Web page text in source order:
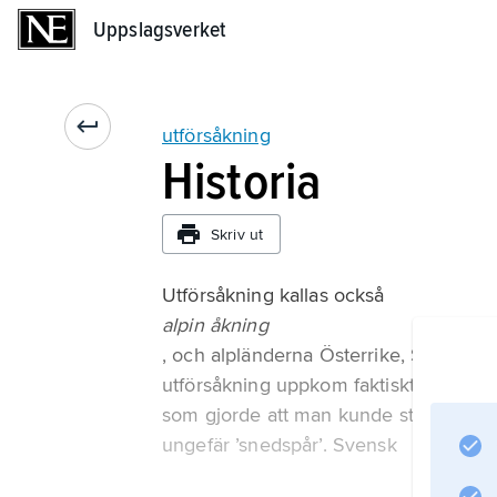
Uppslagsverket
utförsåkning
Historia
Skriv ut
Utförsåkning kallas också
alpin åkning
, och alpländerna Österrike, Schweiz
utförsåkning uppkom faktiskt i Norge
som gjorde att man kunde styra
ungefär ’snedspår’. Svensk